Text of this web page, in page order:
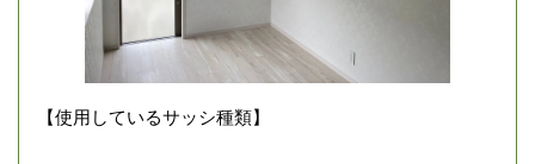
【使用しているサッシ種類】